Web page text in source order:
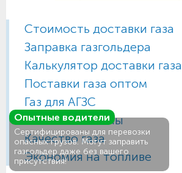
Стоимость доставки газа
Заправка газгольдера
Калькулятор доставки газа
Поставки газа оптом
Газ для АГЗС
Газовые баллоны
Качество газа
Экономия на топливе
Опытные водители
Сертифицированы для перевозки
опасных грузов. Могут заправить
газгольдер даже без вашего
присутствия!